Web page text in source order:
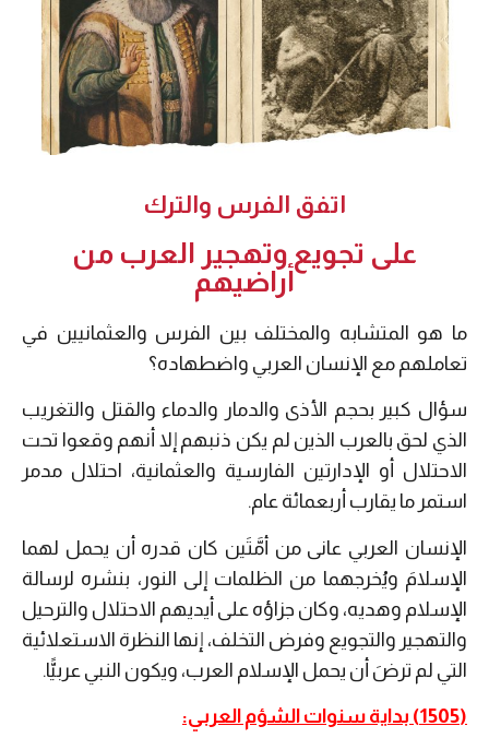
اتفق الفرس والترك
على تجويع وتهجير العرب من
أراضيهم
ما هو المتشابه والمختلف بين الفرس والعثمانيين في
تعاملهم مع الإنسان العربي واضطهاده؟
سؤال كبير بحجم الأذى والدمار والدماء والقتل والتغريب
الذي لحق بالعرب الذين لم يكن ذنبهم إلا أنهم وقعوا تحت
الاحتلال أو الإدارتين الفارسية والعثمانية، احتلال مدمر
استمر ما يقارب أربعمائة عام.
الإنسان العربي عانى من أمَّتَين كان قدره أن يحمل لهما
الإسلامَ ويُخرجهما من الظلمات إلى النور، بنشره لرسالة
الإسلام وهديه، وكان جزاؤه على أيديهم الاحتلال والترحيل
والتهجير والتجويع وفرض التخلف، إنها النظرة الاستعلائية
التي لم ترضَ أن يحمل الإسلام العرب، ويكون النبي عربيًّا.
(1505) بداية سنوات الشؤم العربي: